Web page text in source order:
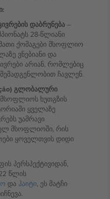
დაბრუნება –
28-წლიანი
მათი ქომაგები მსოფლიო
ვნებიანი და
არიან, რომლებიც
ჩავლენ.
გლობალური
ხუთგზის
ყველაზე
უამრავი
მსოფლიოში, რის
ყოველთვის დიდი
პერსპექტივიდან,
წლის
და ჰაიტი, ეს მატჩი